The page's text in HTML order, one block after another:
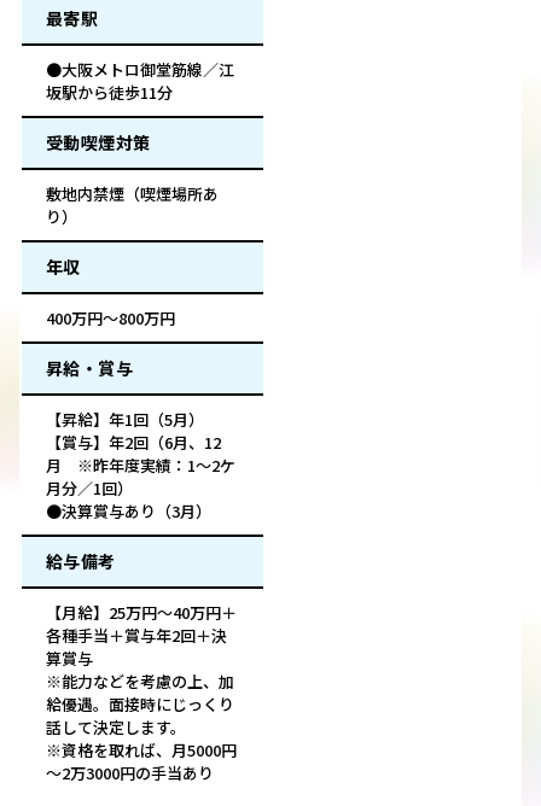
最寄駅
●大阪メトロ御堂筋線／江
坂駅から徒歩11分
受動喫煙対策
敷地内禁煙（喫煙場所あ
り）
年収
400万円～800万円
昇給・賞与
【昇給】年1回（5月）
【賞与】年2回（6月、12
月 ※昨年度実績：1～2ケ
月分／1回）
●決算賞与あり（3月）
給与備考
【月給】25万円～40万円＋
各種手当＋賞与年2回＋決
算賞与
※能力などを考慮の上、加
給優遇。面接時にじっくり
話して決定します。
※資格を取れば、月5000円
～2万3000円の手当あり